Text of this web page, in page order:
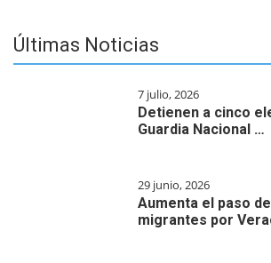
Últimas Noticias
7 julio, 2026
Detienen a cinco
Guardia Nacional …
29 junio, 2026
Aumenta el paso
migrantes por